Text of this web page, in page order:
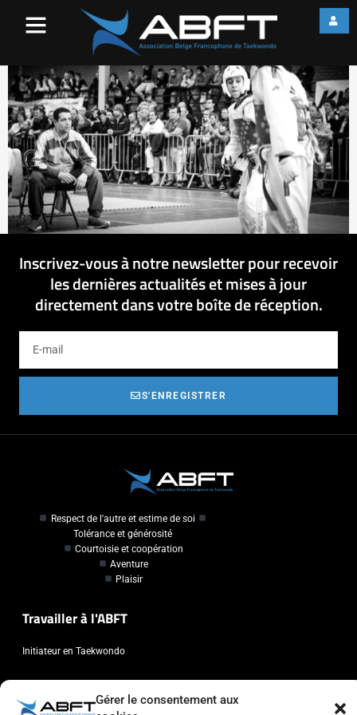
Gérer le consentement aux
Inscrivez-vous à notre newsletter pour recevoir
les dernières actualités et mises à jour
directement dans votre boîte de réception.
S'ENREGISTRER
Respect de l'autre et estime de soi
Tolérance et générosité
Courtoisie et coopération
Aventure
Plaisir
Travailler à l'ABFT
Initiateur en Taekwondo